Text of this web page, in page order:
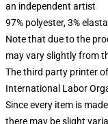
an independent artist
97% polyester, 3%
Note that due to the
may vary slightly from
The third party printer
International Labor
Since every item is
there may be slight